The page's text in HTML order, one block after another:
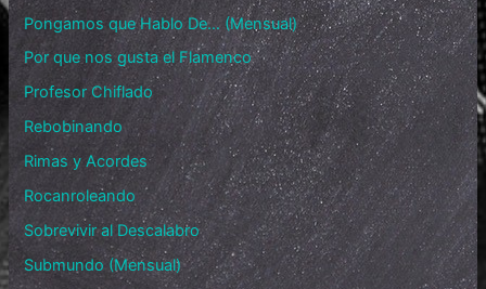
Pongamos que Hablo De… (Mensual)
Por que nos gusta el Flamenco
Profesor Chiflado
Rebobinando
Rimas y Acordes
Rocanroleando
Sobrevivir al Descalabro
Submundo (Mensual)